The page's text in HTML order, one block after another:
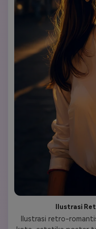
Ilustrasi
Ilustrasi retro-